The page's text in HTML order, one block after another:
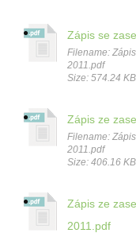
Zápis se
Filename:
2011.pdf
Size: 574.24 KB
Zápis ze
Filename:
2011.pdf
Size: 406.16 KB
Zápis ze
2011.pdf